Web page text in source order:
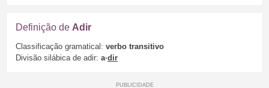
Definição de Adir
Classificação gramatical: verbo transitivo
Divisão silábica de adir: a·dir